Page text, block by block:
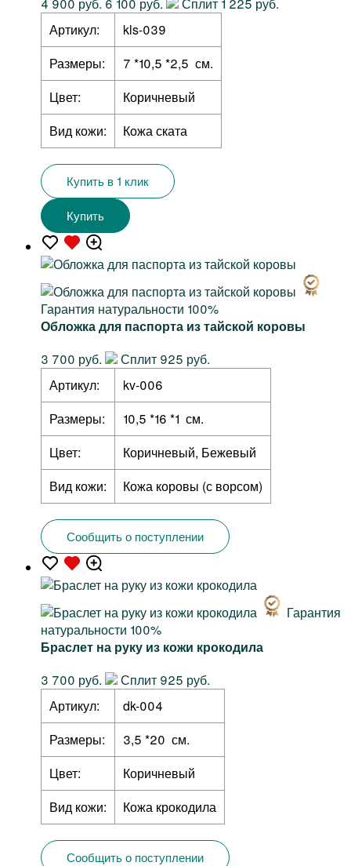
Артикул:
kls-039
Размеры:
7 *10,5 *2,5 см.
Цвет:
Коричневый
Вид кожи:
Кожа ската
Купить в 1 клик
Купить
Гарантия натуральности 100%
Обложка для паспорта из тайской коровы
3 700 руб.
Сплит 925 руб.
Артикул:
kv-006
Размеры:
10,5 *16 *1 см.
Цвет:
Коричневый, Бежевый
Вид кожи:
Кожа коровы (с ворсом)
Сообщить о поступлении
Гарантия
натуральности 100%
Браслет на руку из кожи крокодила
3 700 руб.
Сплит 925 руб.
Артикул:
dk-004
Размеры:
3,5 *20 см.
Цвет:
Коричневый
Вид кожи:
Кожа крокодила
Сообщить о поступлении